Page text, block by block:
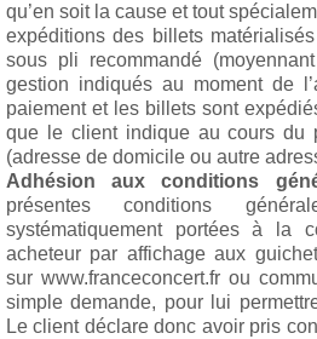
qu’en soit la cause et tout
expéditions des billets
sous pli recommandé
gestion indiqués au moment de
paiement et les billets sont
que le client indique au cours du
(adresse de domicile ou autre
Adhésion aux conditions
présentes conditions
systématiquement portées à la
acheteur par affichage aux
sur www.franceconcert.fr ou
simple demande, pour lui
Le client déclare donc avoir pris